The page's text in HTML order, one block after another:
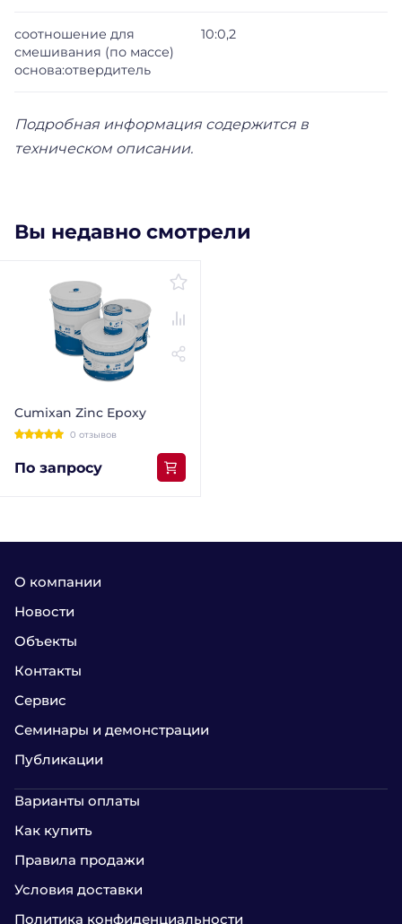
соотношение для
смешивания (по массе)
основа:отвердитель
10:0,2
Подробная информация содержится в
техническом описании.
Вы недавно смотрели
Cumixan Zinc Epoxy
0 отзывов
По запросу
О компании
Новости
Объекты
Контакты
Сервис
Семинары и демонстрации
Публикации
Варианты оплаты
Как купить
Правила продажи
Условия доставки
Политика конфиденциальности